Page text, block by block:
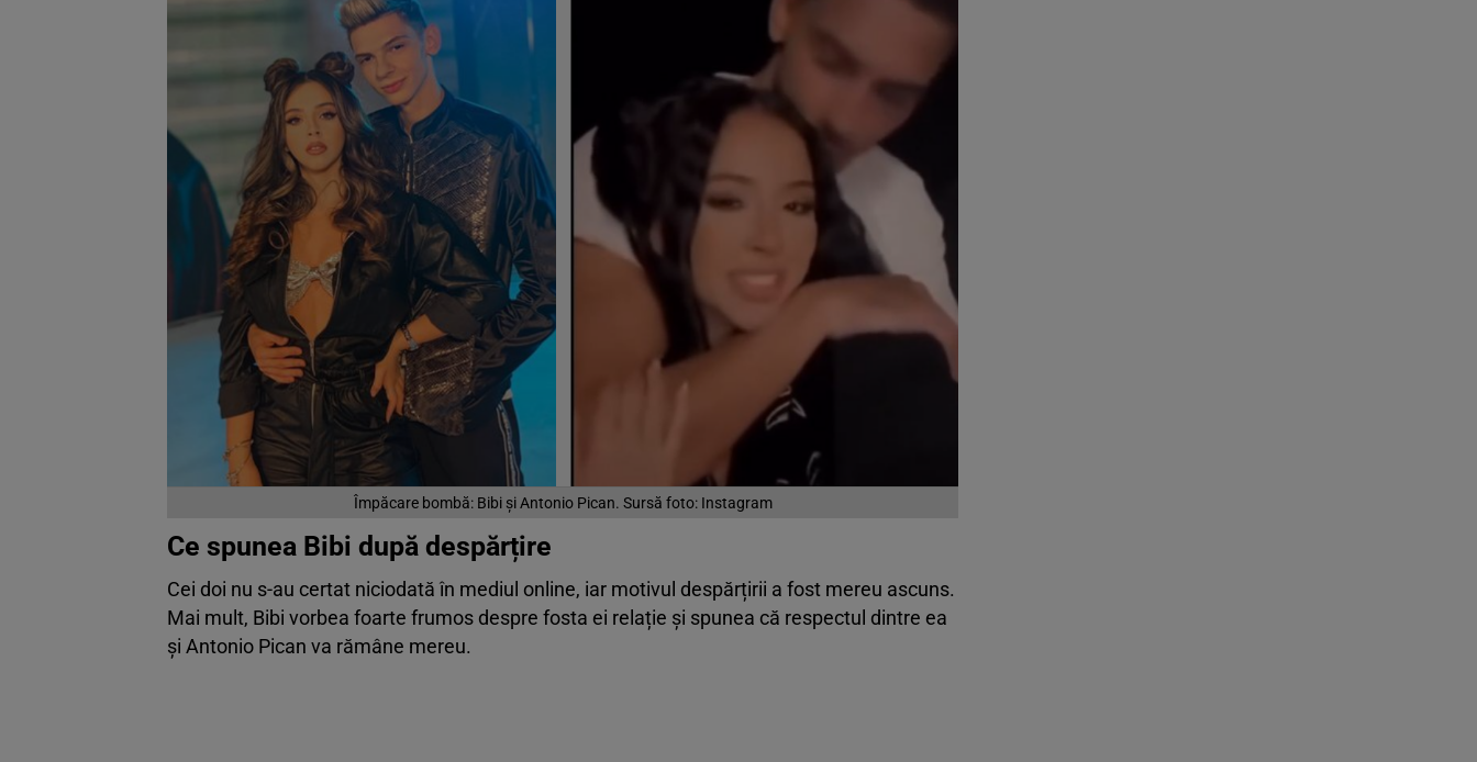
Împăcare bombă: Bibi și Antonio Pican. Sursă foto: Instagram
Ce spunea Bibi după despărțire
Cei doi nu s-au certat niciodată în mediul online, iar motivul despărțirii a fost mereu ascuns.
Mai mult, Bibi vorbea foarte frumos despre fosta ei relație și spunea că respectul dintre ea
și Antonio Pican va rămâne mereu.